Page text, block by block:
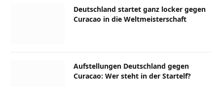
Deutschland startet ganz locker gegen
Curacao in die Weltmeisterschaft
Aufstellungen Deutschland gegen
Curacao: Wer steht in der Startelf?